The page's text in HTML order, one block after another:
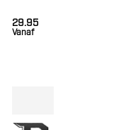
Vanaf
29.95